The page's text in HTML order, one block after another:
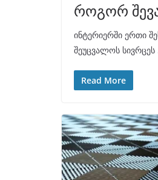
როგორ
ინტერიერში ერთი
შეუცვალოს სივრცეს
Read More